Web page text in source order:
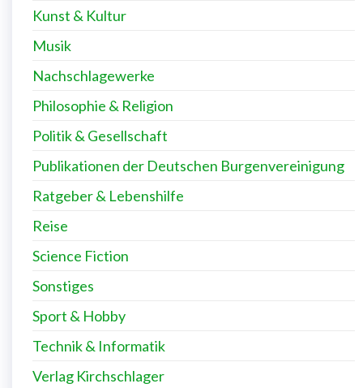
Kunst & Kultur
Musik
Nachschlagewerke
Philosophie & Religion
Politik & Gesellschaft
Publikationen der Deutschen Burgenvereinigung
Ratgeber & Lebenshilfe
Reise
Science Fiction
Sonstiges
Sport & Hobby
Technik & Informatik
Verlag Kirchschlager